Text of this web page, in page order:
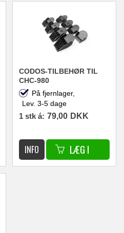
CODOS-TILBEHØR TIL
CHC-980
BARBERMASKINEN
På fjernlager,
Lev. 3-5 dage
1 stk á: 79,00 DKK